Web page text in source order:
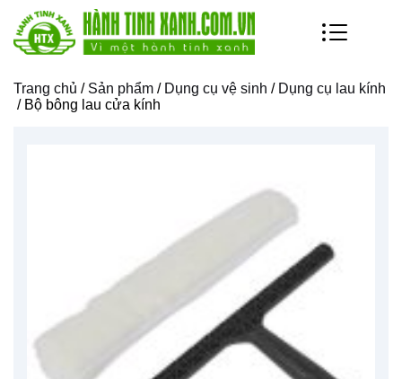
Trang chủ / Sản phẩm / Dụng cụ vệ sinh / Dụng cụ lau kính
/ Bộ bông lau cửa kính